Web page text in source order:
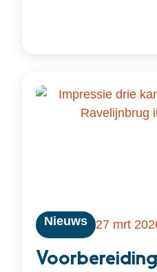
Nieuws 27 mrt
Voorbereiding